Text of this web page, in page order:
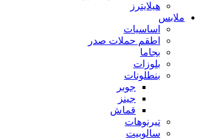
هيلايترز
ملابس
اساسيات
اطقم حملات صدر
بجاما
بلوزات
بنطلونات
جوبر
جينز
قماش
تيرنوهات
سالوبيت